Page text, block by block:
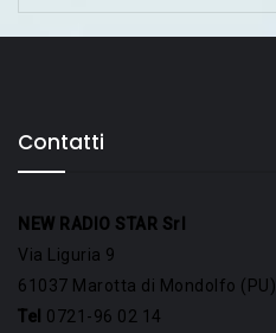
Contatti
NEW RADIO STAR Srl
Via Liguria 9
61037 Marotta di Mondolfo (PU)
Tel 0721-96 02 14